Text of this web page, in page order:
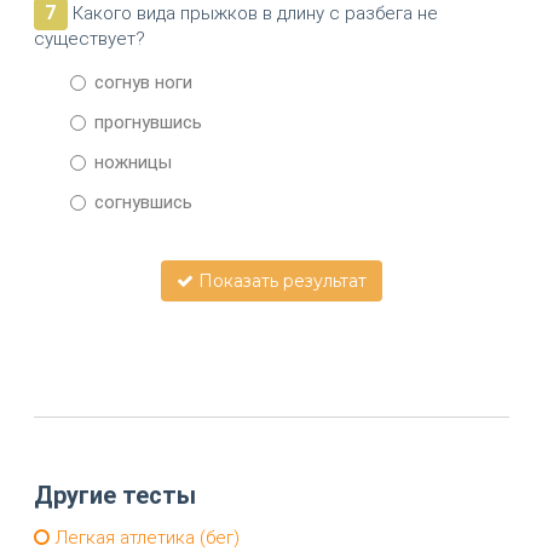
7
Какого вида прыжков в длину с разбега не
существует?
согнув ноги
прогнувшись
ножницы
согнувшись
Показать результат
Другие тесты
Легкая атлетика (бег)